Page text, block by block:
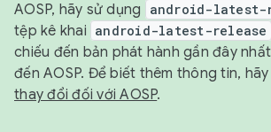
AOSP, hãy sử dụng
android-latest-
tệp kê khai android-latest-release
chiếu đến bản phát hành gần đây
đến AOSP. Để biết thêm thông tin,
thay đổi đối với AOSP.